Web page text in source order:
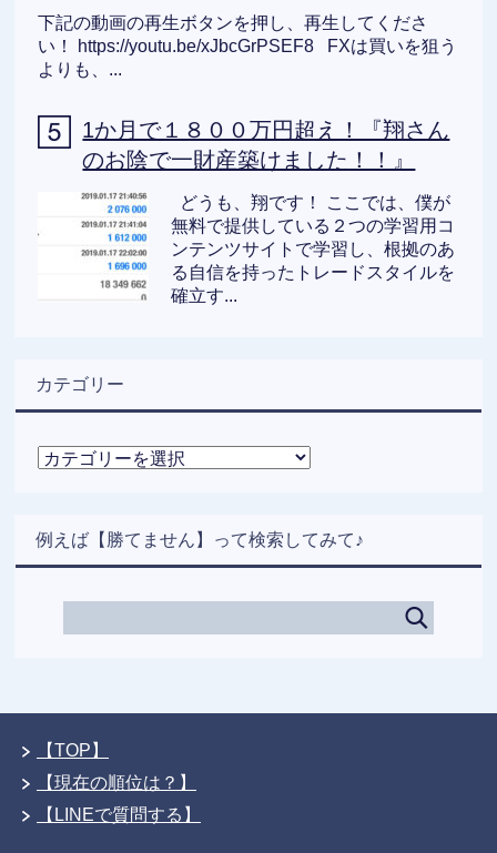
下記の動画の再生ボタンを押し、再生してくださ
い！ https://youtu.be/xJbcGrPSEF8 FXは買いを狙う
よりも、...
1か月で１８００万円超え！『翔さん
のお陰で一財産築けました！！』
どうも、翔です！ ここでは、僕が
無料で提供している２つの学習用コ
ンテンツサイトで学習し、根拠のあ
る自信を持ったトレードスタイルを
確立す...
カテゴリー
カ
ー
例えば【勝てません】って検索してみて♪
【TOP】
【現在の順位は？】
【LINEで質問する】